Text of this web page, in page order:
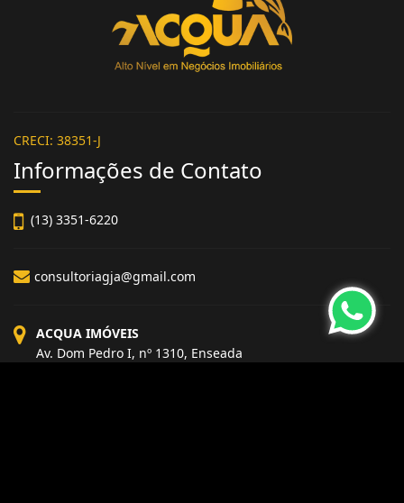
CRECI: 38351-J
Informações de Contato
(13) 3351-6220
consultoriagja@gmail.com
ACQUA IMÓVEIS
Av. Dom Pedro I, nº 1310, Enseada